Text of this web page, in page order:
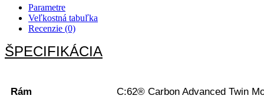
Parametre
Veľkostná tabuľka
Recenzie (0)
ŠPECIFIKÁCIA
Rám
C:62® Carbon Advanced Twin